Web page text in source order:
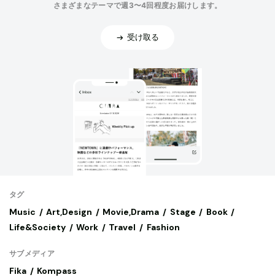
さまざまなテーマで週3〜4回程度お届けします。
受け取る
タグ
Music Art,Design Movie,Drama Stage
Book
Life&Society
Work Travel Fashion
サブメディア
Fika Kompass